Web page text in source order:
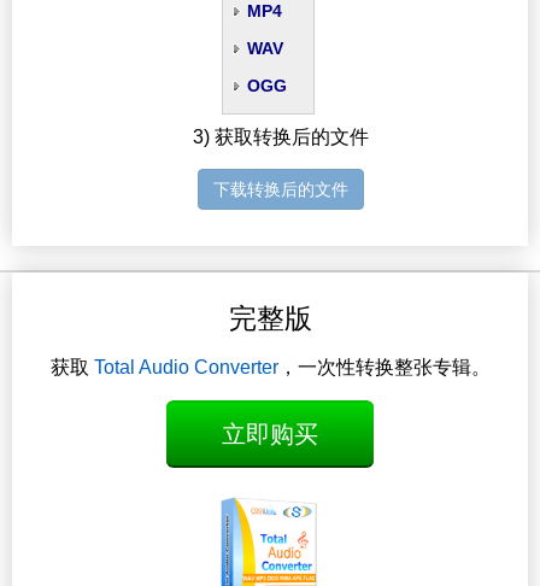
MP4
WAV
OGG
3) 获取转换后的文件
下载转换后的文件
完整版
获取 Total Audio Converter，一次性转换整张专辑。
立即购买